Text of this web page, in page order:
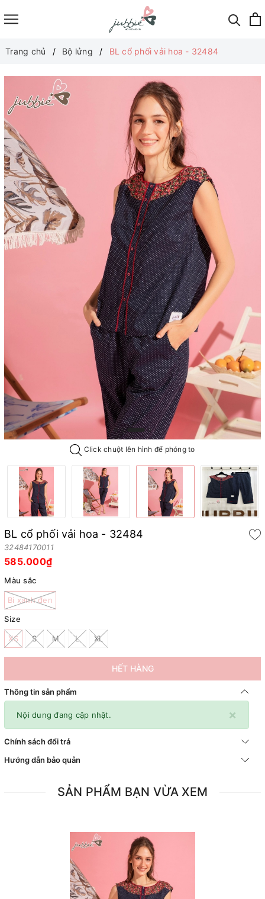
Trang chủ Bộ lửng BL cổ phối vải hoa - 32484
Click chuột lên hình để phóng to
BL cổ phối vải hoa - 32484
32484170011
585.000₫
Màu sắc
Bi xanh đen
Size
XS S M L XL
HẾT HÀNG
Thông tin sản phẩm
×
Nội dung đang cập nhật.
Chính sách đổi trả
Hướng dẫn bảo quản
SẢN PHẨM BẠN VỪA XEM